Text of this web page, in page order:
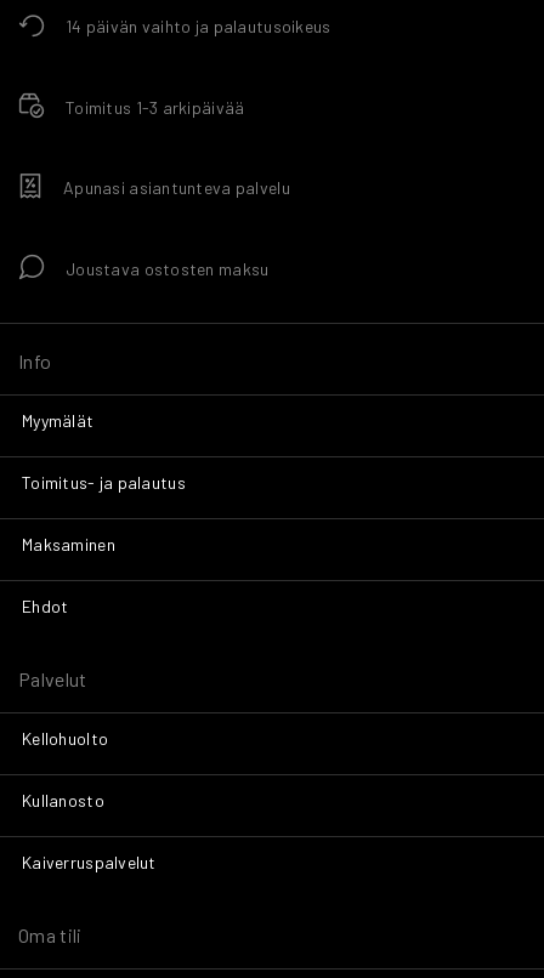
14 päivän vaihto ja palautusoikeus
Toimitus 1-3 arkipäivää
Apunasi asiantunteva palvelu
Joustava ostosten maksu
Info
Myymälät
Toimitus- ja palautus
Maksaminen
Ehdot
Palvelut
Kellohuolto
Kullanosto
Kaiverruspalvelut
Oma tili